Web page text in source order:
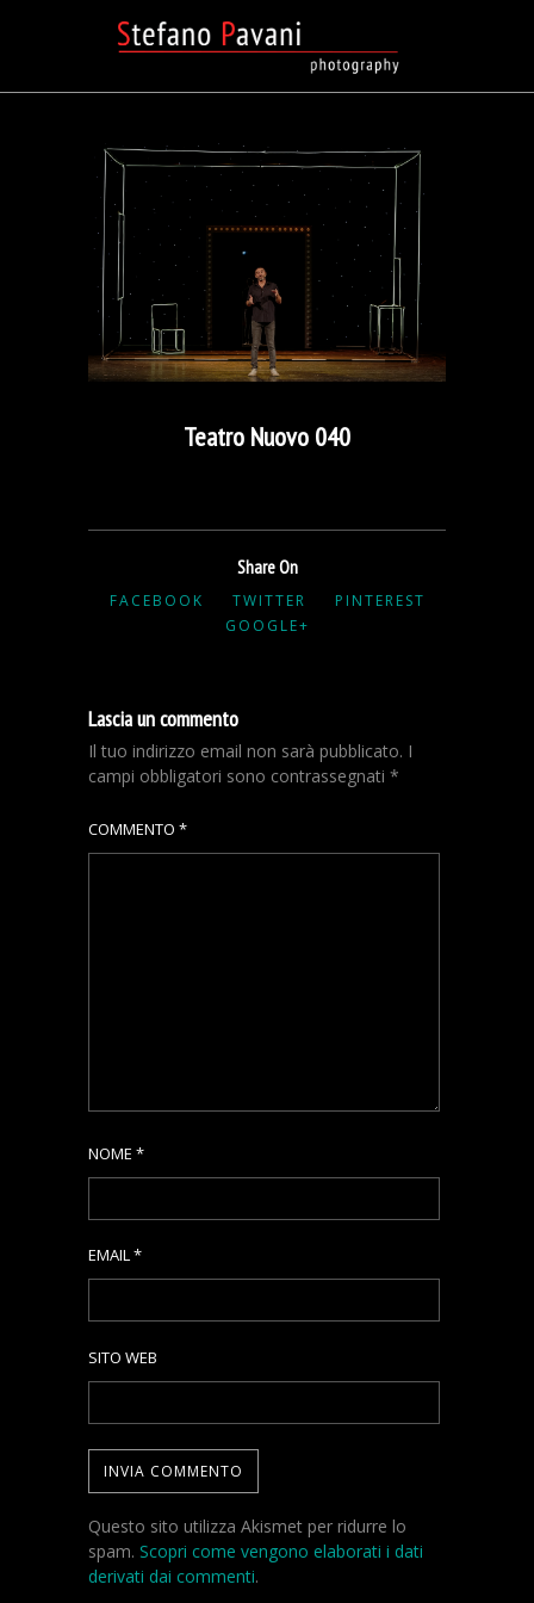
Teatro Nuovo 040
Share On
FACEBOOK TWITTER
PINTEREST
GOOGLE+
Lascia un commento
Il tuo indirizzo email non sarà pubblicato. I
campi obbligatori sono contrassegnati *
COMMENTO *
NOME *
EMAIL*
SITO WEB
Questo sito utilizza Akismet per ridurre lo
spam. Scopri come vengono elaborati i dati
derivati dai commenti.